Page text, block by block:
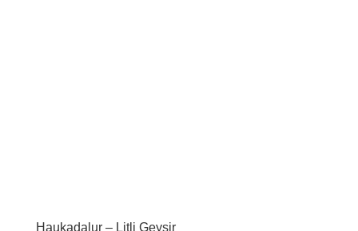
Haukadalur – Litli Geysir